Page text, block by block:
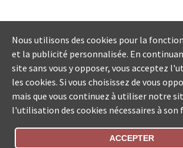
Nous utilisons des cookies pour la
et la publicité personnalisée. En
site sans vous y opposer, vous acceptez
les cookies. Si vous choisissez de vous
mais que vous continuez à utiliser notre
l'utilisation des cookies nécessaires à
ACCEPTER